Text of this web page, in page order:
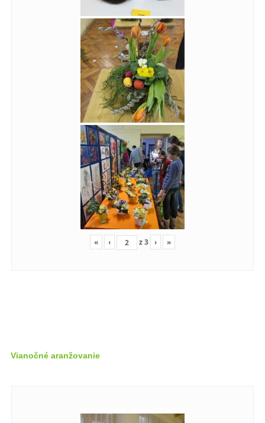
« ‹ z3 › »
Vianočné aranžovanie